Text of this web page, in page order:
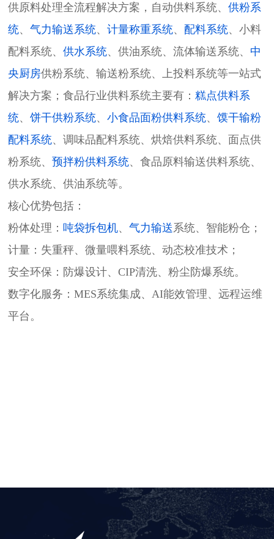
供原料处理全流程解决方案，自动供料系统、 供粉系
统、 气力输送系统、 计量称重系统、 配料系统、小料
配料系统、 供水系统、供油系统、流体输送系统、 中
央厨房供粉系统、输送粉系统、上投料系统等一站式
解决方案；食品行业供料系统主要有： 糕点供料系
统、 饼干供粉系统、 小食品面粉供料系统、 馍干输粉
配料系统、调味品配料系统、烘焙供料系统、面点供
粉系统、 预拌粉供料系统、食品原料输送供料系统、
供水系统、供油系统等。
核心优势包括：
粉体处理： 吨袋拆包机、 气力输送系统、智能粉仓；
计量：失重秤、微量喂料系统、动态校准技术；
安全环保：防爆设计、CIP清洗、粉尘防爆系统。
数字化服务​​：MES系统集成、AI能效管理、远程运维
平台。